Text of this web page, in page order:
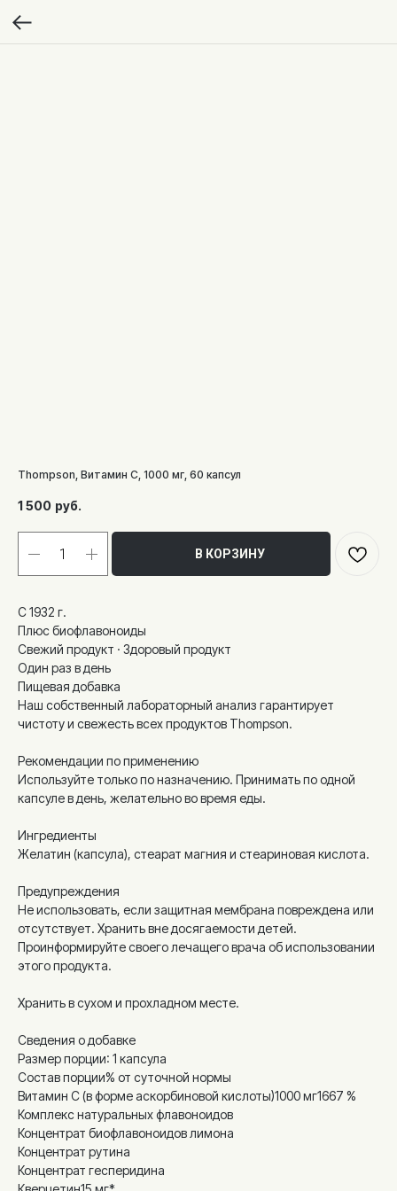
Thompson, Витамин С, 1000 мг, 60 капсул
1 500 руб.
В КОРЗИНУ
С 1932 г.
Плюс биофлавоноиды
Свежий продукт · Здоровый продукт
Один раз в день
Пищевая добавка
Наш собственный лабораторный анализ гарантирует
чистоту и свежесть всех продуктов Thompson.
Рекомендации по применению
Используйте только по назначению. Принимать по одной
капсуле в день, желательно во время еды.
Ингредиенты
Желатин (капсула), стеарат магния и стеариновая кислота.
Предупреждения
Не использовать, если защитная мембрана повреждена или
отсутствует. Хранить вне досягаемости детей.
Проинформируйте своего лечащего врача об использовании
этого продукта.
Хранить в сухом и прохладном месте.
Сведения о добавке
Размер порции: 1 капсула
Состав порции% от суточной нормы
Витамин С (в форме аскорбиновой кислоты)1000 мг1667 %
Комплекс натуральных флавоноидов
Концентрат биофлавоноидов лимона
Концентрат рутина
Концентрат гесперидина